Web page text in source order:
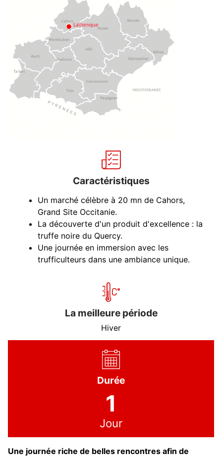
Caractéristiques
Un marché célèbre à 20 mn de Cahors,
Grand Site Occitanie.
La découverte d'un produit d'excellence : la
truffe noire du Quercy.
Une journée en immersion avec les
trufficulteurs dans une ambiance unique.
La meilleure période
Hiver
Durée
1
Jour
Une journée riche de belles rencontres afin de